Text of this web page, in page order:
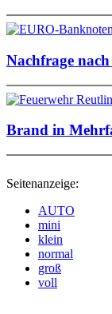
Nachfrage
Brand in
Seitenanzeige:
AUTO
mini
klein
normal
groß
voll